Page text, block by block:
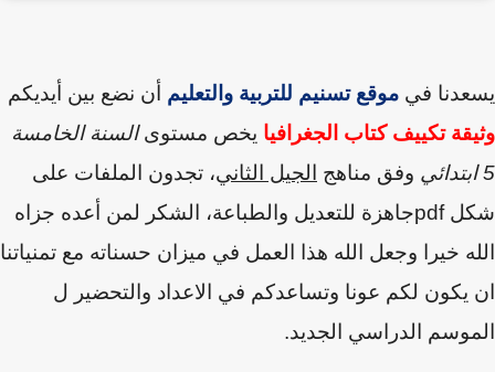
فيموقع تسنيم للتربية والتعليمأن نضع بين أيديكم
تكييف كتاب الجغرافيايخص مستوىالسنة الخامسة
وفق مناهجالجيل الثاني، تجدون الملفات على
pdfجاهزة للتعديل والطباعة، الشكر لمن أعده جزاه
خيرا وجعل الله هذا العمل في ميزان حسناتهمع تمنياتنا
يكون لكم عونا وتساعدكم في الاعداد والتحضير ل
الدراسي الجديد.